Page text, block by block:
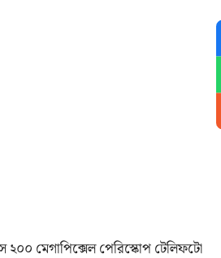
২০০ মেগাপিক্সেল পেরিস্কোপ টেলিফটো